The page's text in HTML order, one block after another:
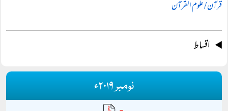
قرآن / علوم القرآن
اقساط
نومبر ۲۰۱۹ء